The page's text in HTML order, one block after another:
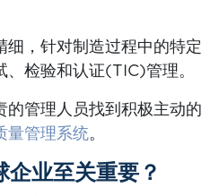
细，针对制造过程中的特定
检验和认证(TIC)管理。
的管理人员找到积极主动的
量管理系统。
企业至关重要？